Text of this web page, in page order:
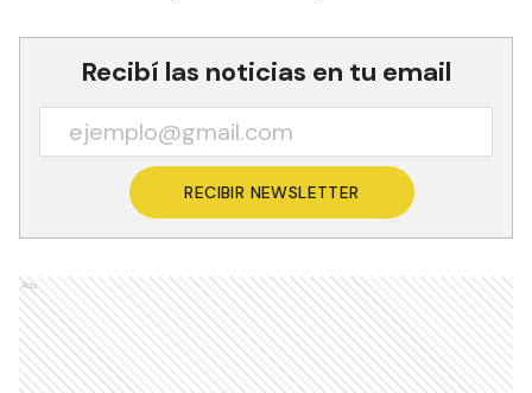
Recibí las noticias en tu email
RECIBIR NEWSLETTER
Ads